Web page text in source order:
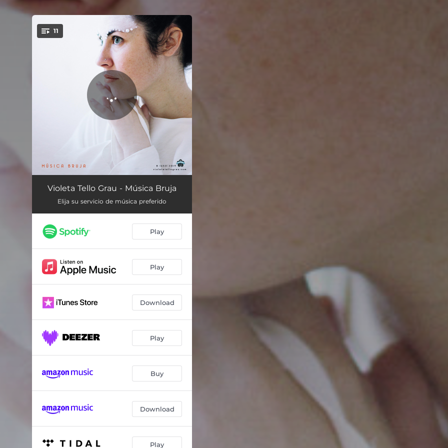
You're all set!
11
Nacimiento en la Cueva 01:51
El Canto de Mi Ser 02:15
La Muñeca Blanca 03:59
Cerraba las Puertas del Alma
La Mujer Disfrutativa 05:08
Cuando el Amor Se Va 04:35
Hermana 02:55
02:03
03:10
Violeta Tello Grau - Música Bruja
Elija su servicio de música preferido
Play
Play
Download
Play
Buy
Download
Play